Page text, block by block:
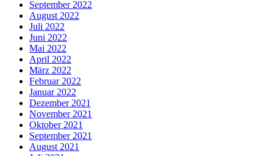
September 2022
August 2022
Juli 2022
Juni 2022
Mai 2022
April 2022
März 2022
Februar 2022
Januar 2022
Dezember 2021
November 2021
Oktober 2021
September 2021
August 2021